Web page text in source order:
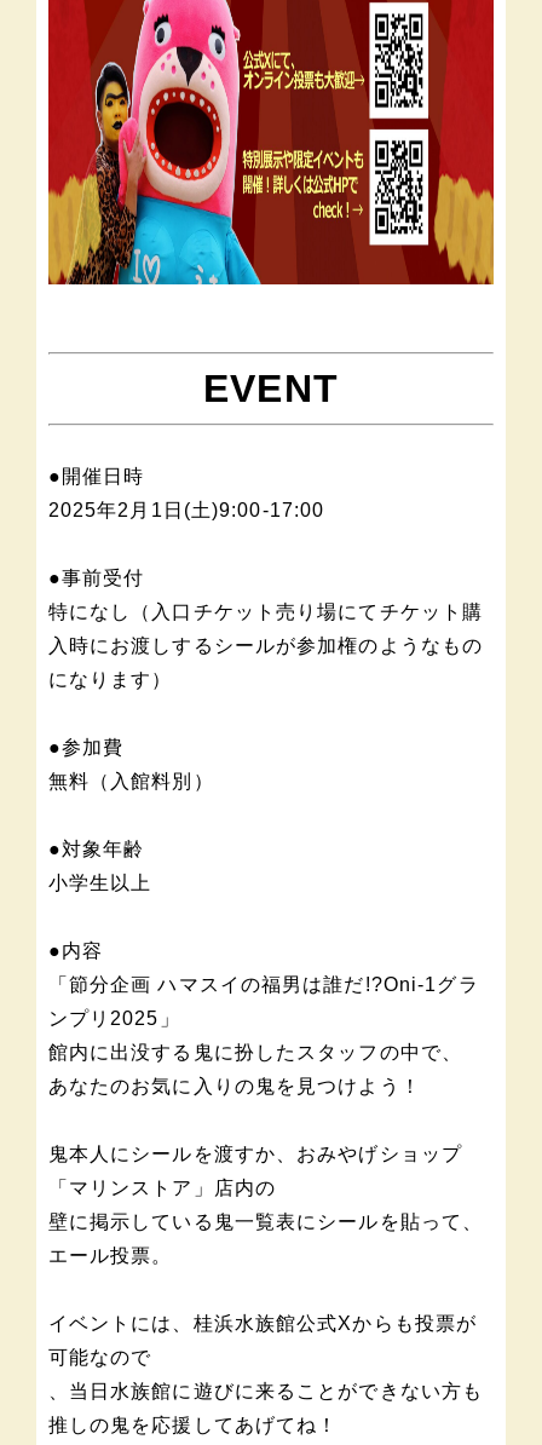
EVENT
●開催日時
2025年2月1日(土)9:00-17:00
●事前受付
特になし（入口チケット売り場にてチケット購
入時にお渡しするシールが参加権のようなもの
になります）
●参加費
無料（入館料別）
●対象年齢
小学生以上
●内容
「節分企画 ハマスイの福男は誰だ!?Oni-1グラ
ンプリ2025」
館内に出没する鬼に扮したスタッフの中で、
あなたのお気に入りの鬼を見つけよう！
鬼本人にシールを渡すか、おみやげショップ
「マリンストア」店内の
壁に掲示している鬼一覧表にシールを貼って、
エール投票。
イベントには、桂浜水族館公式Xからも投票が
可能なので
、当日水族館に遊びに来ることができない方も
推しの鬼を応援してあげてね！